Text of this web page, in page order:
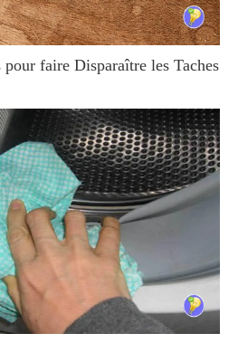
faire Disparaître les Taches